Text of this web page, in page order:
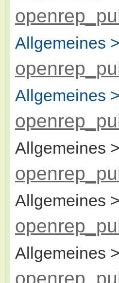
Allgemeines
Allgemeines
Allgemeines
Allgemeines
Allgemeines